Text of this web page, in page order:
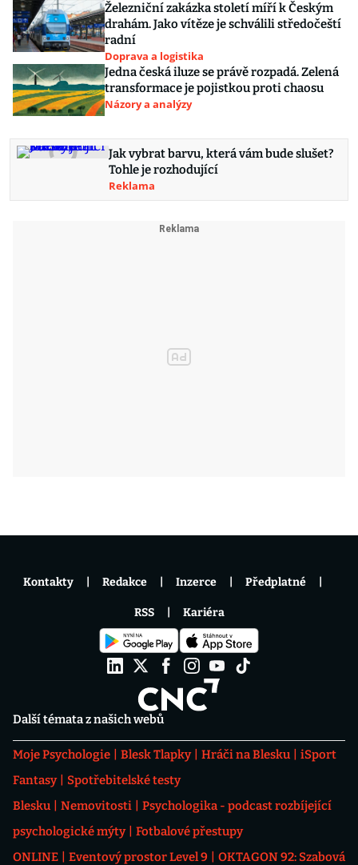
Železniční zakázka století míří k Českým
drahám. Jako vítěze je schválili středočeští
radní
Doprava a logistika
Jedna česká iluze se právě rozpadá. Zelená
transformace je pojistkou proti chaosu
Názory a analýzy
Jak vybrat barvu, která vám bude slušet?
Tohle je rozhodující
Reklama
Další témata z našich webů
Moje Psychologie Blesk Tlapky Hráči na Blesku
iSport
Fantasy
Spotřebitelské testy
Blesku
Nemovitosti
Psychologika - podcast rozbíjející
psychologické mýty
Fotbalové přestupy
ONLINE
Eventový prostor Level 9
OKTAGON 92: Szabová
Kontakty Redakce Inzerce Předplatné
RSS Kariéra